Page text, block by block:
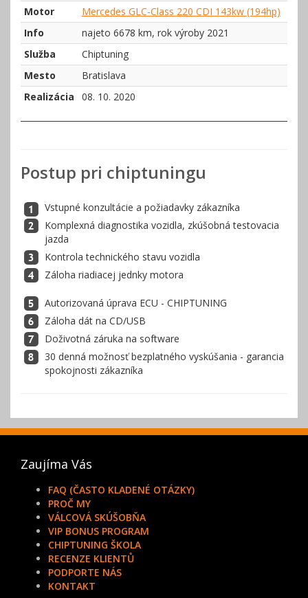
Motor
Mercedes GLC-Class 220 CDI 143kw (194hp)
Info
najeto 6678 km, rok výroby 2021
Služba
Chiptuning
Mesto
Bratislava
Realizácia
08. 10. 2020
Postup pri chiptuningu
Vstupné konzultácie a požiadavky zákazníka
Komplexná diagnostika vozidla, zkúšobná testovacia
jazda
Kontrola technického stavu vozidla
Záloha riadiacej jednky motora
Autorizovaná úprava ECU - CHIPTUNING
Záloha dát na CD/USB
Doživotná záruka na software
30 denná možnosť bezplatného vyskúšania - garancia
spokojnosti zákazníka
Zaujíma Vás
FAQ (ČASTO KLADENÉ OTÁZKY)
PROČ MY
VÁLCOVÁ SKÚŠOBŇA
VIP BONUS PROGRAM
CHIPTUNING ŠKOLA
RECENZE KLIENTŮ
PODPORTE NÁS
KONTAKT